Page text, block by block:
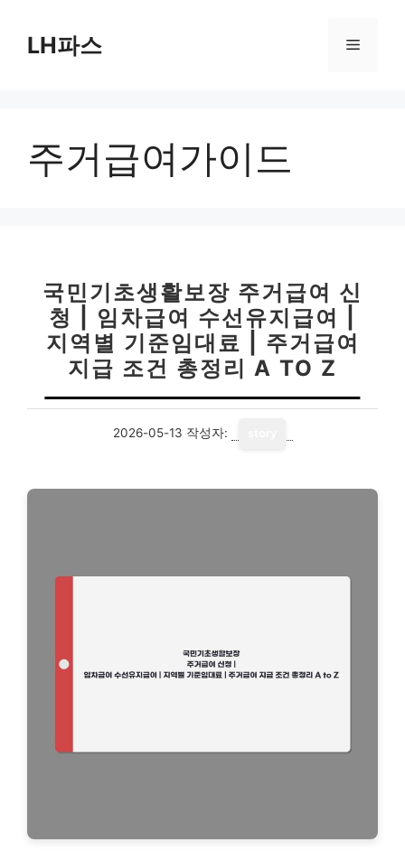
LH파스 메
주거급여가이드
국민기초생활보장 주거급여 신
청 | 임차급여 수선유지급여 |
지역별 기준임대료 | 주거급여
지급 조건 총정리 A TO Z
2026-05-13 작성자: